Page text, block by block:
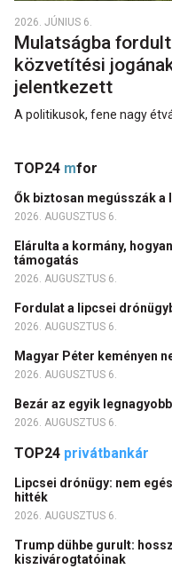
2026. JÚNIUS 6.
Mulatságba
közvetítési
jelentkezett
A politikusok, fene nagy
TOP24 mfor
Ők biztosan megússzák
2026. AUGUSZTUS 6.
Elárulta a kormány,
támogatás
2026. AUGUSZTUS 6.
Fordulat a lipcsei
2026. AUGUSZTUS 6.
Magyar Péter keményen
2026. AUGUSZTUS 6.
Bezár az egyik
2026. AUGUSZTUS 6.
TOP24 privátbankár
Lipcsei drónügy: nem
hitték
2026. AUGUSZTUS 6.
Trump dühbe gurult:
kiszivárogtatóinak